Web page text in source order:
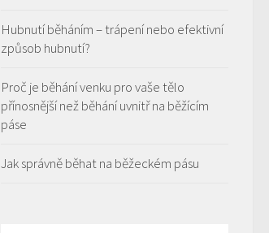
Hubnutí běháním – trápení nebo efektivní
způsob hubnutí?
Proč je běhání venku pro vaše tělo
přínosnější než běhání uvnitř na běžícím
páse
Jak správně běhat na běžeckém pásu